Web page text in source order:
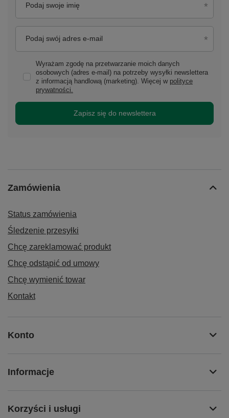
Podaj swoje imię
Podaj swój adres e-mail
Wyrażam zgodę na przetwarzanie moich danych
osobowych (adres e-mail) na potrzeby wysyłki newslettera
z informacją handlową (marketing). Więcej w polityce
prywatności.
Zapisz się do newslettera
Zamówienia
Status zamówienia
Śledzenie przesyłki
Chcę zareklamować produkt
Chcę odstąpić od umowy
Chcę wymienić towar
Kontakt
Konto
Informacje
Korzyści i usługi